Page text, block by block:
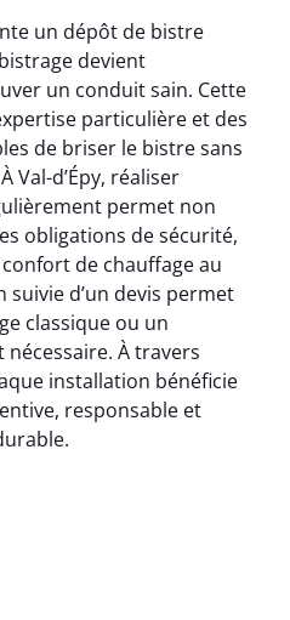
un dépôt de bistre
devient
un conduit sain. Cette
particulière et des
de briser le bistre sans
Val-d’Épy, réaliser
permet non
obligations de sécurité,
de chauffage au
d’un devis permet
classique ou un
nécessaire. À travers
installation bénéficie
responsable et